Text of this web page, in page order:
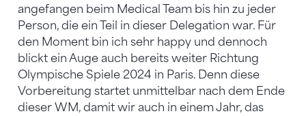
angefangen beim Medical Team bis hin zu jeder
Person, die ein Teil in dieser Delegation war. Für
den Moment bin ich sehr happy und dennoch
blickt ein Auge auch bereits weiter Richtung
Olympische Spiele 2024 in Paris. Denn diese
Vorbereitung startet unmittelbar nach dem Ende
dieser WM, damit wir auch in einem Jahr, das